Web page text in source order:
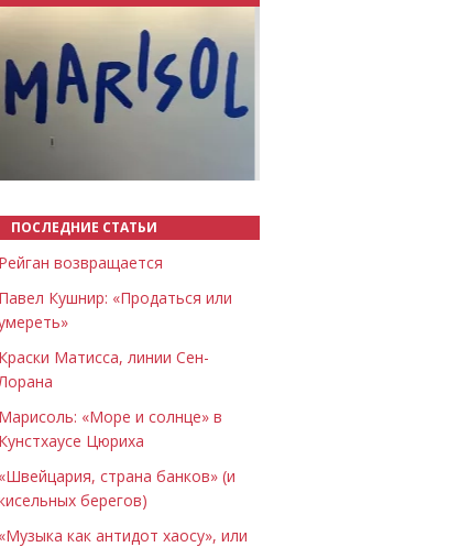
ПОСЛЕДНИЕ СТАТЬИ
Рейган возвращается
Павел Кушнир: «Продаться или
Краски Матисса, линии Сен-
Лорана
Марисоль: «Море и солнце» в
Кунстхаусе Цюриха
«Швейцария, страна банков» (и
берегов)
«Музыка как антидот хаосу», или